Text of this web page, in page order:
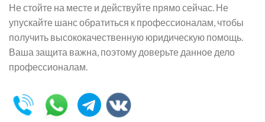
Не стойте на месте и действуйте прямо сейчас. Не
упускайте шанс обратиться к профессионалам, чтобы
получить высококачественную юридическую помощь.
Ваша защита важна, поэтому доверьте данное дело
профессионалам.